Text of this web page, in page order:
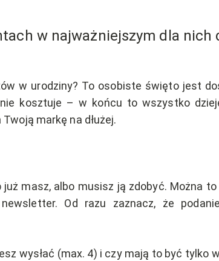
w najważniejszym dla nich
w urodziny? To osobiste święto jest
kosztuje – w końcu to wszystko
markę na dłużej.
masz, albo musisz ją zdobyć. Można
Od razu zaznacz, że
wysłać (max. 4) i czy mają to być